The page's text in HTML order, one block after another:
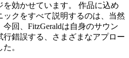
効かせています。 作品に込め
ックをすべて説明するのは、当然
回、FitzGeraldは自身のサウン
行錯誤する、さまざまなアプロー
。